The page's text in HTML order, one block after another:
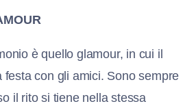
è quello glamour, in cui il
festa con gli amici. Sono sempre
il rito si tiene nella stessa